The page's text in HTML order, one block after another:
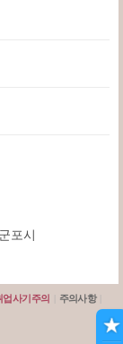
군포시
업사기주의 주의사항